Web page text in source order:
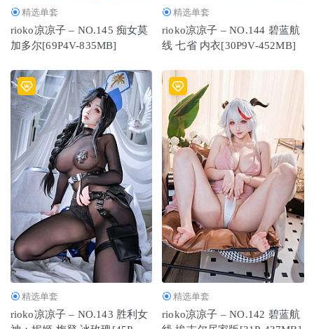
精选单套
rioko凉凉子 – NO.145 痴女莫
加多尔[69P4V-835MB]
精选单套
rioko凉凉子 – NO.144 碧蓝航
线 七省 内衣[30P9V-452MB]
精选单套
rioko凉凉子 – NO.143 胜利女
精选单套
rioko凉凉子 – NO.142 碧蓝航